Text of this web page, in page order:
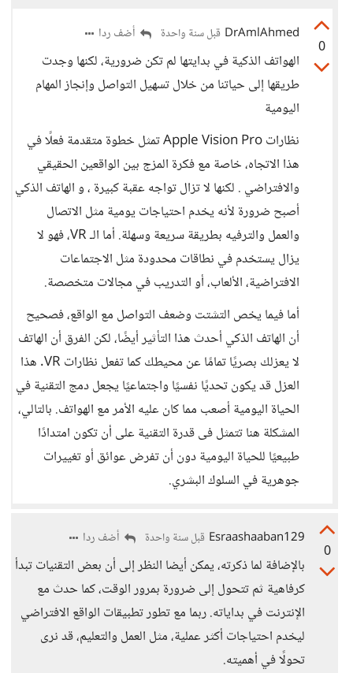
0
DrAmlAhmed قبل سنة واحدة أضف ردا
الهواتف الذكية في بدايتها لم تكن ضرورية، لكنها وجدت
طريقها إلى حياتنا من خلال تسهيل التواصل وإنجاز المهام
اليومية
نظارات Apple Vision Pro تمثل خطوة متقدمة فعلًا في
هذا الاتجاه، خاصة مع فكرة المزج بين الواقعين الحقيقي
والافتراضي . لكنها لا تزال تواجه عقبة كبيرة ، و الهاتف الذكي
أصبح ضرورة لأنه يخدم احتياجات يومية مثل الاتصال
والعمل والترفيه بطريقة سريعة وسهلة. أما الـ VR، فهو لا
يزال يستخدم في نطاقات محدودة مثل الاجتماعات
الافتراضية، الألعاب، أو التدريب في مجالات متخصصة.
أما فيما يخص التشتت وضعف التواصل مع الواقع، فصحيح
أن الهاتف الذكي أحدث هذا التأثير أيضًا، لكن الفرق أن الهاتف
لا يعزلك بصريًا تمامًا عن محيطك كما تفعل نظارات VR. هذا
العزل قد يكون تحديًا نفسيًا واجتماعيًا يجعل دمج التقنية في
الحياة اليومية أصعب مما كان عليه الأمر مع الهواتف. بالتالي،
المشكلة هنا تتمثل فى قدرة التقنية على أن تكون امتدادًا
طبيعيًا للحياة اليومية دون أن تفرض عوائق أو تغييرات
جوهرية في السلوك البشري.
0
Esraashaaban129 قبل سنة واحدة أضف ردا
بالإضافة لما ذكرته، يمكن أيضا النظر إلى أن بعض التقنيات تبدأ
كرفاهية ثم تتحول إلى ضرورة بمرور الوقت، كما حدث مع
الإنترنت في بداياته. ربما مع تطور تطبيقات الواقع الافتراضي
ليخدم احتياجات أكثر عملية، مثل العمل والتعليم، قد نرى
تحولًا في أهميته.